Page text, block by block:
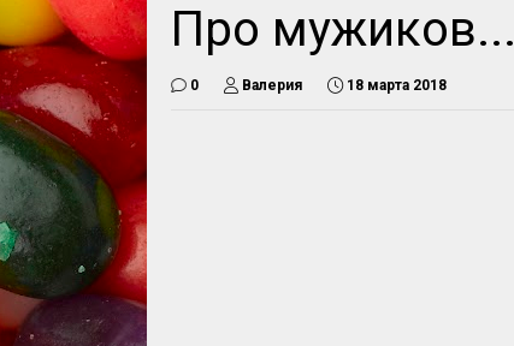
Про мужиков...
0 Валерия 18 марта 2018